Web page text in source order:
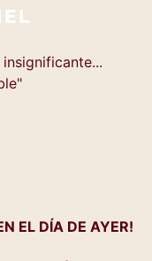
EL DÍA DE AYER!